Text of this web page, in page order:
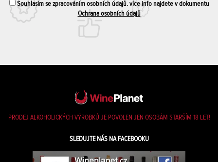
Souhlasím se zpracováním osobních údajů. více info najdete v dokumentu
Ochrana osobních údajů
PRODEJ ALKOHOLICKÝCH VÝROBKŮ JE POVOLEN JEN OSOBÁM STARŠÍM 18 LET!
SLEDUJTE NÁS NA FACEBOOKU